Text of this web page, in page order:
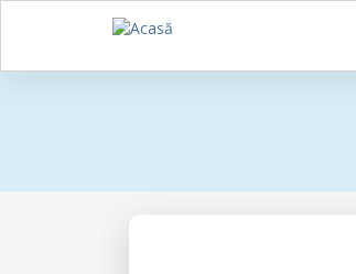
Sari